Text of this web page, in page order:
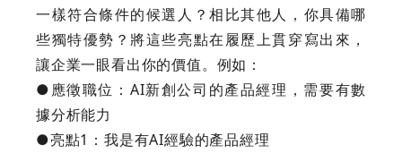
一樣符合條件的候選人？相比其他人，你具備哪
些獨特優勢？將這些亮點在履歷上貫穿寫出來，
讓企業一眼看出你的價值。例如：
●應徵職位：AI新創公司的產品經理，需要有數
據分析能力
●亮點1：我是有AI經驗的產品經理